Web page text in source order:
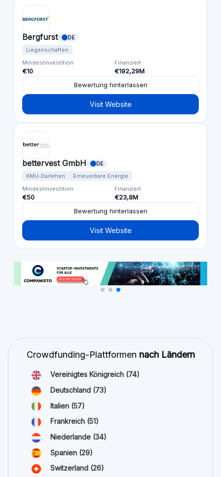
Bergfurst DE
Liegenschaften
Mindestinvestition
€10
Finanziert
€192,29M
Bewertung hinterlassen
Visit Website
bettervest GmbH DE
KMU-Darlehen
Erneuerbare Energie
Mindestinvestition
€50
Finanziert
€23,8M
Bewertung hinterlassen
Visit Website
Crowdfunding-Plattformen nach Ländern
Vereinigtes Königreich (74)
Deutschland (73)
Italien (57)
Frankreich (51)
Niederlande (34)
Spanien (29)
Switzerland (26)